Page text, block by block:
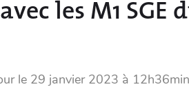
les M1 SGE
le 29 janvier 2023 à 12h36min